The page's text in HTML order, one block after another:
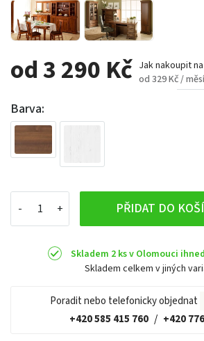
od 3 290 Kč Jak nakoupit
od 329 Kč /
Barva:
PŘIDAT DO
Skladem 2 ks v Olomouci
Skladem celkem v jiných
Poradit nebo telefonicky objednat
+420 585 415 760 / +420